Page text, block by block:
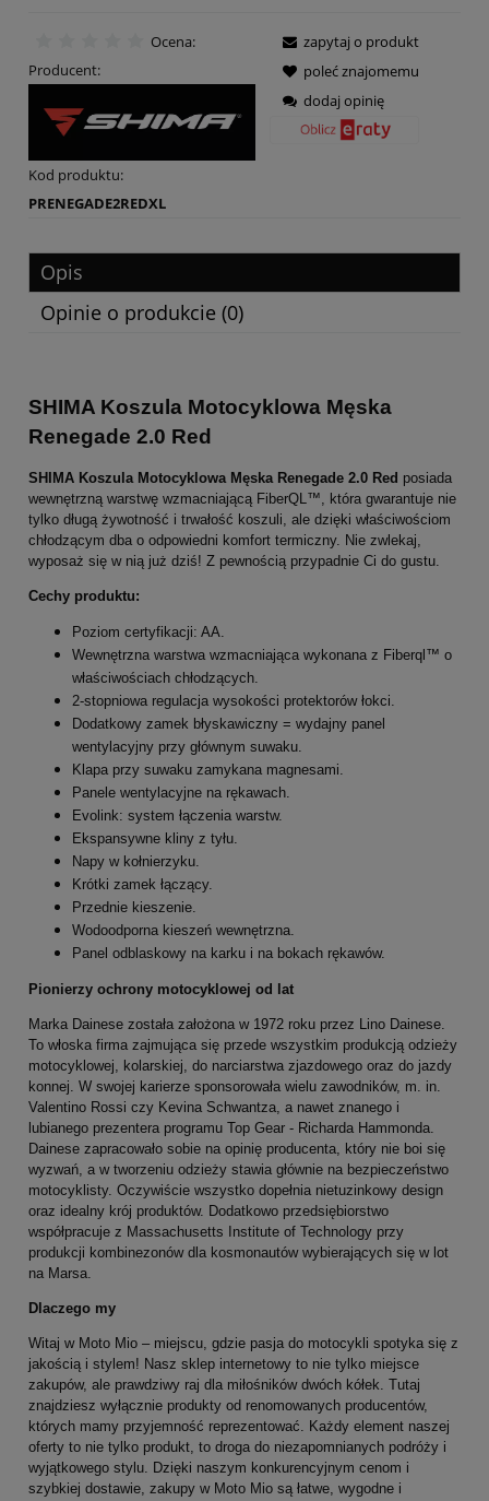
Ocena:
Producent:
Kod produktu:
PRENEGADE2REDXL
zapytaj o produkt
poleć znajomemu
dodaj opinię
Opis
Opinie o produkcie (0)
SHIMA Koszula Motocyklowa Męska
Renegade 2.0 Red
SHIMA Koszula Motocyklowa Męska Renegade 2.0 Red posiada
wewnętrzną warstwę wzmacniającą FiberQL™, która gwarantuje nie
tylko długą żywotność i trwałość koszuli, ale dzięki właściwościom
chłodzącym dba o odpowiedni komfort termiczny. Nie zwlekaj,
wyposaż się w nią już dziś! Z pewnością przypadnie Ci do gustu.
Cechy produktu:
Poziom certyfikacji: AA.
Wewnętrzna warstwa wzmacniająca wykonana z Fiberql™ o
właściwościach chłodzących.
2-stopniowa regulacja wysokości protektorów łokci.
Dodatkowy zamek błyskawiczny = wydajny panel
wentylacyjny przy głównym suwaku.
Klapa przy suwaku zamykana magnesami.
Panele wentylacyjne na rękawach.
Evolink: system łączenia warstw.
Ekspansywne kliny z tyłu.
Napy w kołnierzyku.
Krótki zamek łączący.
Przednie kieszenie.
Wodoodporna kieszeń wewnętrzna.
Panel odblaskowy na karku i na bokach rękawów.
Pionierzy ochrony motocyklowej od lat
Marka Dainese została założona w 1972 roku przez Lino Dainese.
To włoska firma zajmująca się przede wszystkim produkcją odzieży
motocyklowej, kolarskiej, do narciarstwa zjazdowego oraz do jazdy
konnej. W swojej karierze sponsorowała wielu zawodników, m. in.
Valentino Rossi czy Kevina Schwantza, a nawet znanego i
lubianego prezentera programu Top Gear - Richarda Hammonda.
Dainese zapracowało sobie na opinię producenta, który nie boi się
wyzwań, a w tworzeniu odzieży stawia głównie na bezpieczeństwo
motocyklisty. Oczywiście wszystko dopełnia nietuzinkowy design
oraz idealny krój produktów. Dodatkowo przedsiębiorstwo
współpracuje z Massachusetts Institute of Technology przy
produkcji kombinezonów dla kosmonautów wybierających się w lot
na Marsa.
Dlaczego my
Witaj w Moto Mio – miejscu, gdzie pasja do motocykli spotyka się z
jakością i stylem! Nasz sklep internetowy to nie tylko miejsce
zakupów, ale prawdziwy raj dla miłośników dwóch kółek. Tutaj
znajdziesz wyłącznie produkty od renomowanych producentów,
których mamy przyjemność reprezentować. Każdy element naszej
oferty to nie tylko produkt, to droga do niezapomnianych podróży i
wyjątkowego stylu. Dzięki naszym konkurencyjnym cenom i
szybkiej dostawie, zakupy w Moto Mio są łatwe, wygodne i